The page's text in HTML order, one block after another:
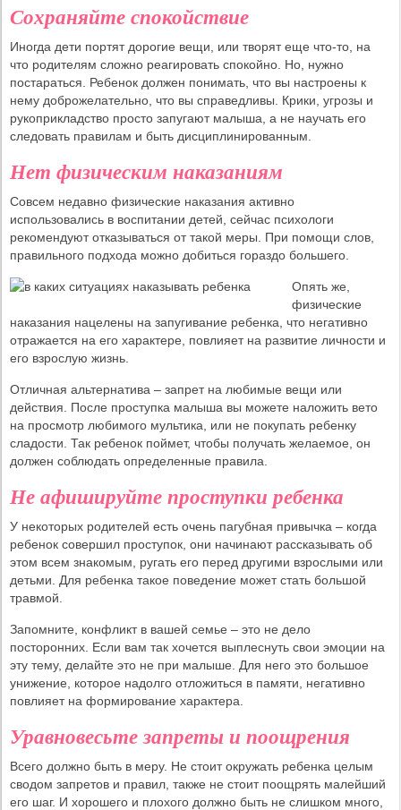
Сохраняйте спокойствие
Иногда дети портят дорогие вещи, или творят еще что-то, на
что родителям сложно реагировать спокойно. Но, нужно
постараться. Ребенок должен понимать, что вы настроены к
нему доброжелательно, что вы справедливы. Крики, угрозы и
рукоприкладство просто запугают малыша, а не научать его
следовать правилам и быть дисциплинированным.
Нет физическим наказаниям
Совсем недавно физические наказания активно
использовались в воспитании детей, сейчас психологи
рекомендуют отказываться от такой меры. При помощи слов,
правильного подхода можно добиться гораздо большего.
Опять же,
физические
наказания нацелены на запугивание ребенка, что негативно
отражается на его характере, повлияет на развитие личности и
его взрослую жизнь.
Отличная альтернатива – запрет на любимые вещи или
действия. После проступка малыша вы можете наложить вето
на просмотр любимого мультика, или не покупать ребенку
сладости. Так ребенок поймет, чтобы получать желаемое, он
должен соблюдать определенные правила.
Не афишируйте проступки ребенка
У некоторых родителей есть очень пагубная привычка – когда
ребенок совершил проступок, они начинают рассказывать об
этом всем знакомым, ругать его перед другими взрослыми или
детьми. Для ребенка такое поведение может стать большой
травмой.
Запомните, конфликт в вашей семье – это не дело
посторонних. Если вам так хочется выплеснуть свои эмоции на
эту тему, делайте это не при малыше. Для него это большое
унижение, которое надолго отложиться в памяти, негативно
повлияет на формирование характера.
Уравновесьте запреты и поощрения
Всего должно быть в меру. Не стоит окружать ребенка целым
сводом запретов и правил, также не стоит поощрять малейший
его шаг. И хорошего и плохого должно быть не слишком много,